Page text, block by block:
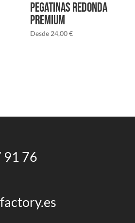
Pegatinas redonda
PREMIUM
Desde 24,00€
91 76